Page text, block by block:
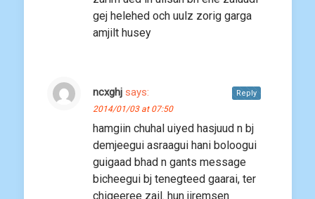
gej helehed och uulz zorig garga
amjilt husey
ncxghj says:
2014/01/03 at 07:50
hamgiin chuhal uiyed hasjuud n bj
demjeegui asraagui hani boloogui
guigaad bhad n gants message
bicheegui bj tenegteed gaarai, ter
chigeeree zail. hun jiremsen
Reply